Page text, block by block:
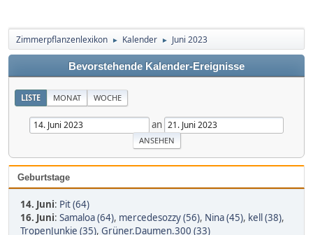
Zimmerpflanzenlexikon ► Kalender ► Juni 2023
Bevorstehende Kalender-Ereignisse
LISTE MONAT WOCHE
an
Geburtstage
14. Juni: Pit (64)
16. Juni: Samaloa (64), mercedesozzy (56), Nina (45), kell (38),
TropenJunkie (35), Grüner.Daumen.300 (33)